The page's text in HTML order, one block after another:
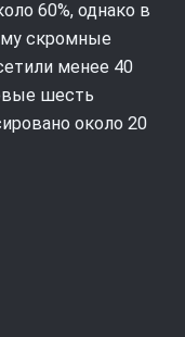
60%, однако в
скромные
менее 40
шесть
около 20